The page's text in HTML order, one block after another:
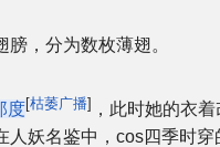
，分为数枚薄翅。
度[枯萎广播] ，此时她的衣着
人妖名鉴中，cos四季时穿